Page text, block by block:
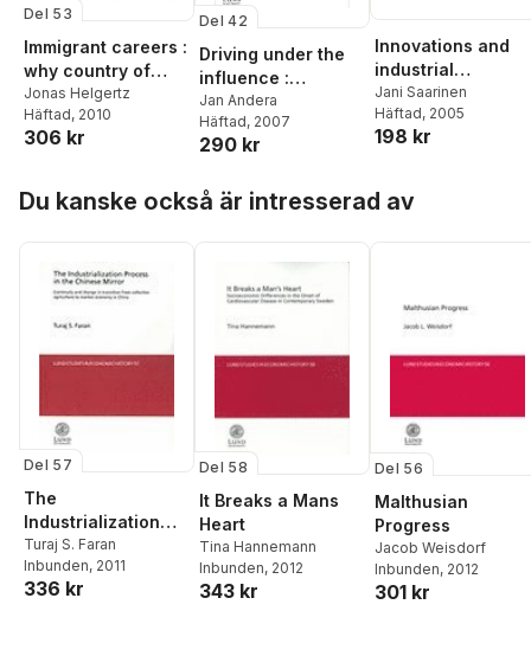
Del 53
Immigrant careers :
why country of
origin matters
Jonas Helgertz
Häftad, 2010
306 kr
Del 42
Driving under the
influence :
strategic trade
policy and market
integration in the
industry
Jan Andera
Häftad, 2007
290 kr
Innovations and
industrial
performance in
Finland 1945-
Jani Saarinen
Häftad, 2005
198 kr
Du kanske också är intresserad av
Del 57
The
Industrialization
Process in the
Chinese Mirror
Turaj S. Faran
Inbunden, 2011
336 kr
Del 58
It Breaks a Mans
Heart
Tina Hannemann
Inbunden, 2012
343 kr
Del 56
Malthusian
Progress
Jacob Weisdorf
Inbunden, 2012
301 kr